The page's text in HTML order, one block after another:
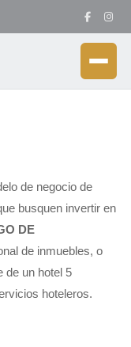
de negocio de
busquen invertir en
DE
de inmuebles, o
de un hotel 5
hoteleros.